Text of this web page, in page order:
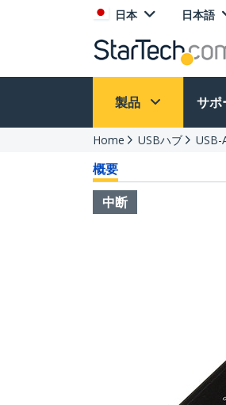
日本 日本語
製品 サポ
Home USBハブ USB-
概要
中断